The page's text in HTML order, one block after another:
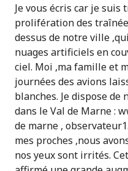
Je vous écris car je
prolifération des
dessus de notre ville
nuages artificiels en
ciel. Moi ,ma famille et
journées des avions
blanches. Je dispose
dans le Val de Marne :
de marne ,
mes proches ,nous
nos yeux sont irrités.